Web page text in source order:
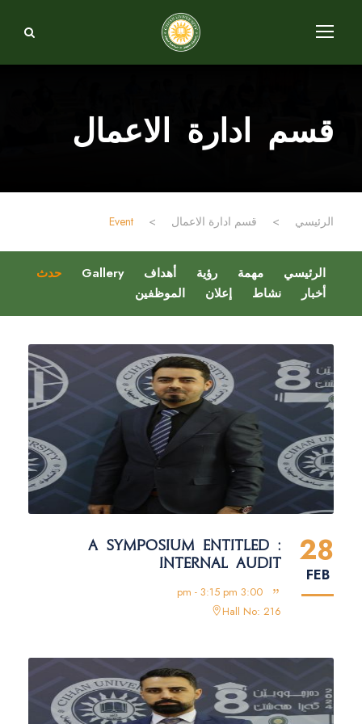
قسم ادارة الاعمال
الرئيسي > قسم ادارة الاعمال >
Event
الرئيسي مهمة رؤية أهداف Gallery
حدث
أخبار
نشاط إعلان الموظفين
28
FEB
A SYMPOSIUM ENTITLED :
INTERNAL AUDIT
3:00 pm - 3:15 pm
Hall No: 216